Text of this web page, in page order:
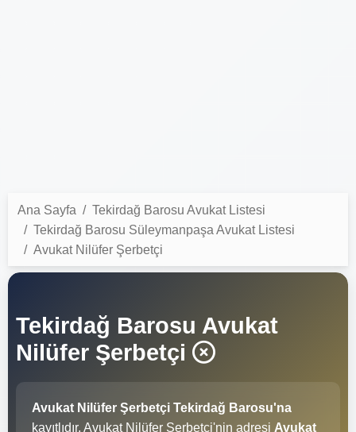
Ana Sayfa
Tekirdağ Barosu Avukat Listesi
Tekirdağ Barosu Süleymanpaşa Avukat Listesi
Avukat Nilüfer Şerbetçi
Tekirdağ Barosu Avukat
Nilüfer Şerbetçi
Avukat Nilüfer Şerbetçi Tekirdağ Barosu'na
kayıtlıdır. Avukat Nilüfer Şerbetçi'nin adresi Avukat